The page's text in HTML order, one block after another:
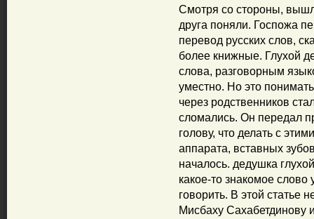
Смотря со стороны,
друга поняли. Госпожа
перевод русских слов,
более книжные. Глухой
слова, разговорным
уместно. Но это
через родственников
сломались. Он передал
голову, что делать с
аппарата, вставных
началось. дедушка
какое-то знакомое
говорить. В этой статье
Мисбаху Сахабетдинову